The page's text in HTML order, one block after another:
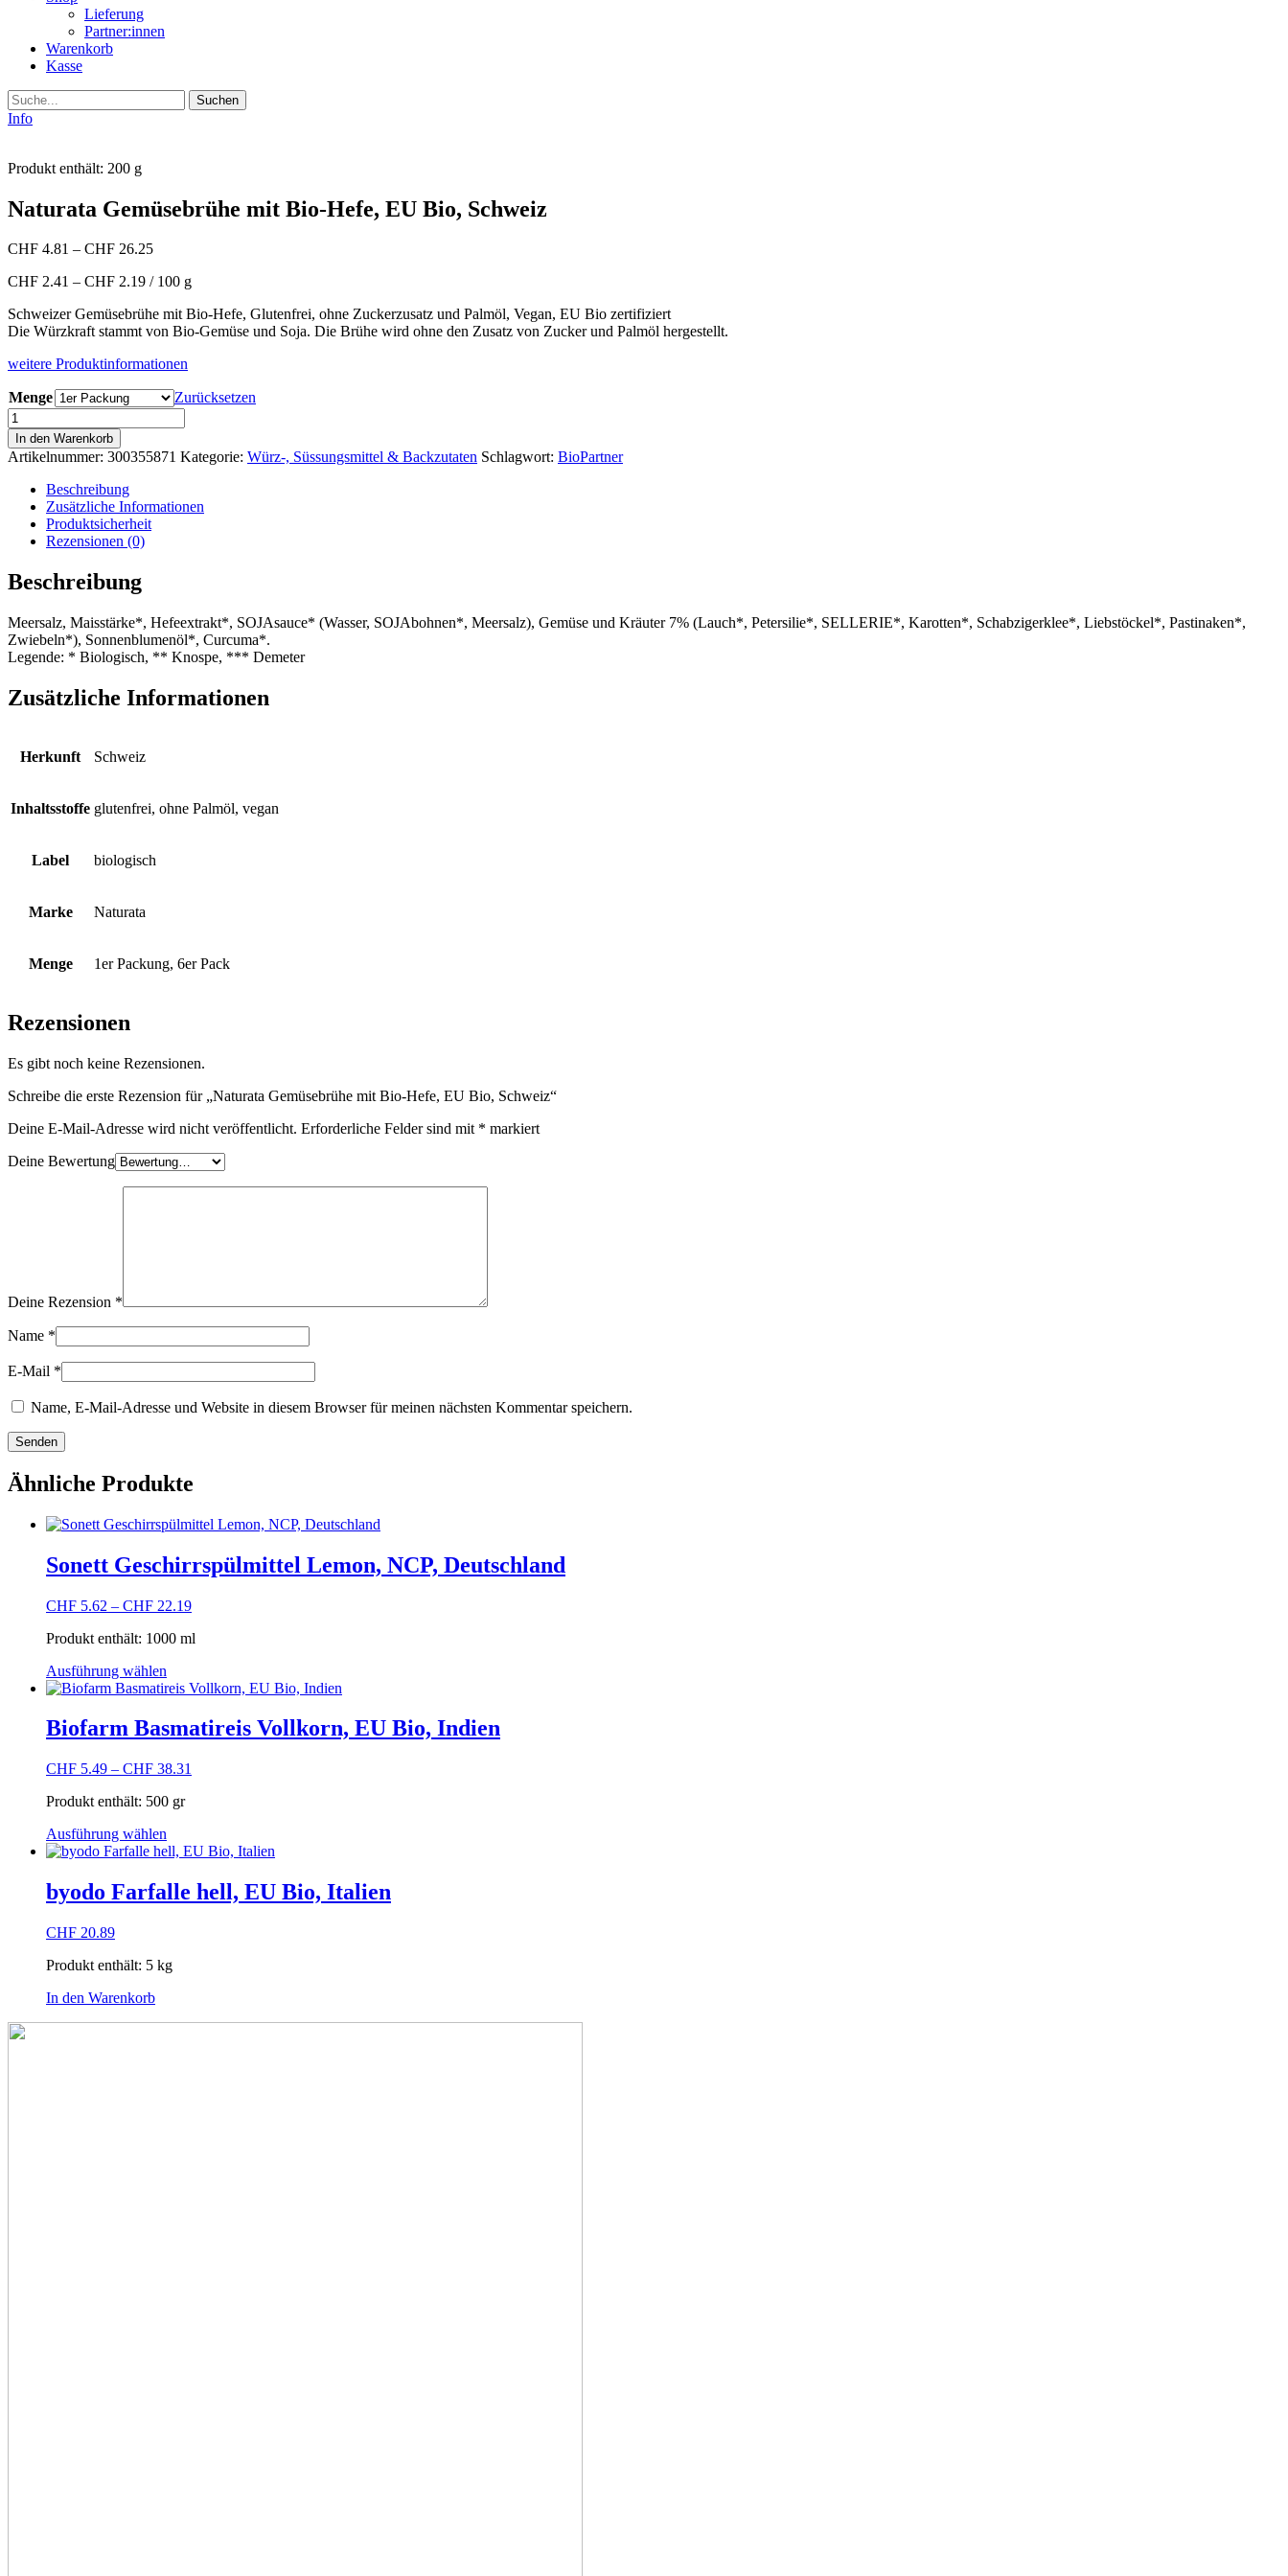
Lieferung
Partner:innen
Warenkorb
Kasse
Suche
Info
Produkt enthält: 200 g
Naturata Gemüsebrühe mit Bio-Hefe, EU Bio, Schweiz
CHF 4.81 – CHF 26.25
CHF 2.41 – CHF 2.19 / 100 g
Schweizer Gemüsebrühe mit Bio-Hefe, Glutenfrei, ohne Zuckerzusatz und Palmöl, Vegan, EU Bio zertifiziert
Die Würzkraft stammt von Bio-Gemüse und Soja. Die Brühe wird ohne den Zusatz von Zucker und Palmöl hergestellt.
weitere Produktinformationen
Menge
Zurücksetzen
Naturata
Gemüsebrühe
mit
Bio-
Hefe,
Bio,
Schweiz
Menge
In den Warenkorb
Artikelnummer: 300355871 Kategorie: Würz-, Süssungsmittel & Backzutaten Schlagwort: BioPartner
Beschreibung
Zusätzliche Informationen
Produktsicherheit
Rezensionen (0)
Beschreibung
Meersalz, Maisstärke*, Hefeextrakt*, SOJAsauce* (Wasser, SOJAbohnen*, Meersalz), Gemüse und Kräuter 7% (Lauch*, Petersilie*, SELLERIE*, Karotten*, Schabzigerklee*, Liebstöckel*, Pastinaken*,
Zwiebeln*), Sonnenblumenöl*, Curcuma*.
Legende: * Biologisch, ** Knospe, *** Demeter
Zusätzliche Informationen
Herkunft Schweiz
Inhaltsstoffe glutenfrei, ohne Palmöl, vegan
Label biologisch
Marke Naturata
Menge 1er Packung, 6er Pack
Rezensionen
Es gibt noch keine Rezensionen.
Schreibe die erste Rezension für „Naturata Gemüsebrühe mit Bio-Hefe, EU Bio, Schweiz“
Deine E-Mail-Adresse wird nicht veröffentlicht. Erforderliche Felder sind mit * markiert
Deine Bewertung
Deine Rezension *
Name *
E-Mail *
Name, E-Mail-Adresse und Website in diesem Browser für meinen nächsten Kommentar speichern.
Ähnliche Produkte
Sonett Geschirrspülmittel Lemon, NCP, Deutschland
CHF 5.62 – CHF 22.19
Produkt enthält: 1000 ml
Ausführung wählen
Produkt
mehrere
Varianten
Die
können
der
Produktseite
werden
Biofarm Basmatireis Vollkorn, EU Bio, Indien
CHF 5.49 – CHF 38.31
Produkt enthält: 500 gr
Ausführung wählen
Produkt
mehrere
Varianten
können
Produktseite
byodo Farfalle hell, EU Bio, Italien
CHF 20.89
Produkt enthält: 5 kg
In den Warenkorb